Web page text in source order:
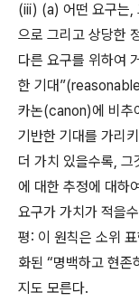
(iii) (a) 어떤 요구는,
으로 그리고 상당한
다른 요구를 위하여
한 기대
카논(canon)에 비추
기반한 기대를 가리
더 가치 있을수록, 그
에 대한 추정에 대하
요구가 가치가 적을
평: 이 원칙은 소위
화된 “명백하고 현존
지도 모른다.